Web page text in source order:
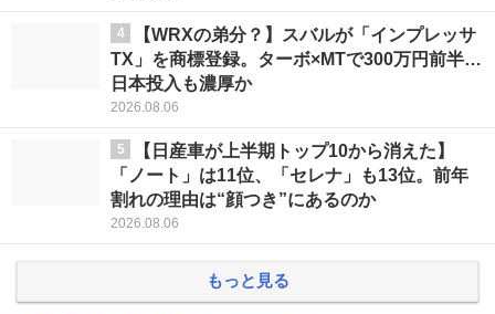
4
【WRXの弟分？】スバルが「インプレッサ
TX」を商標登録。ターボ×MTで300万円前半…
日本投入も濃厚か
2026.08.06
5
【日産車が上半期トップ10から消えた】
「ノート」は11位、「セレナ」も13位。前年
割れの理由は“顔つき”にあるのか
2026.08.06
もっと見る